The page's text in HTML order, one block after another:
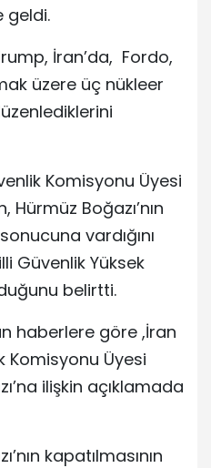
geldi.
İran’da, Fordo,
üzere üç nükleer
Komisyonu Üyesi
Hürmüz Boğazı’nın
vardığını
Güvenlik Yüksek
belirtti.
haberlere göre ,İran
Komisyonu Üyesi
ilişkin açıklamada
kapatılmasının